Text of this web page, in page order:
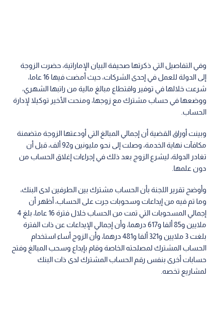
وفي التفاصيل التي ذكرتها صحيفة البيان الإماراتية، حضرت الزوجة
إلى الدولة للعمل في إحدى الشركات، حيث أمضت فيها 16 عاما،
شرعت خلالها في توفير واقتطاع مبالغ مالية من راتبها الشهري،
ووضعها في حساب مشترك مع زوجها، ومنحت الأخير توكيلا لإدارة
الحساب.
وبينت أوراق القضية أن إجمالي المبالغ التي أودعتها الزوجة متضمنة
مكافآت نهاية الخدمة، وصلت إلى نحو مليونين و92 ألف، قبل أن
تغادر الدولة، ليشرع الزوج بعد ذلك في إجراءات إغلاق الحساب من
دون علمها.
وأوضح تقرير اللجنة بأن الحساب مشترك بين الطرفين لدى البنك،
وما تم فيه من إيداعات وسحوبات جرت على الحساب، أظهر أن
إجمالي المسحوبات التي تمت من الحساب خلال فترة 16 عاما، بلغ 4
ملايين و85 ألفا و617 درهما، وأن إجمالي الإيداعات عن ذات الفترة
بلغت 3 ملايين و321 ألفا و481 درهما، وأن الزوج أساء استخدام
الحساب المشترك لمصلحته الخاصة وقام بإيداع وسحب المبالغ وفتح
حسابات أخرى بنفس رقم الحساب المشترك لدى ذات البنك
لمشاريع تخصه.